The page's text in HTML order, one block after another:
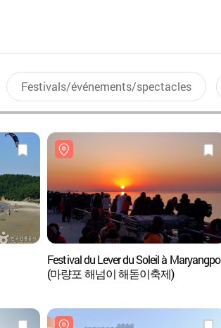
Festivals/événements/spectacles
Festival du Lever du Soleil à Maryangpo
(마량포 해넘이 해돋이축제)